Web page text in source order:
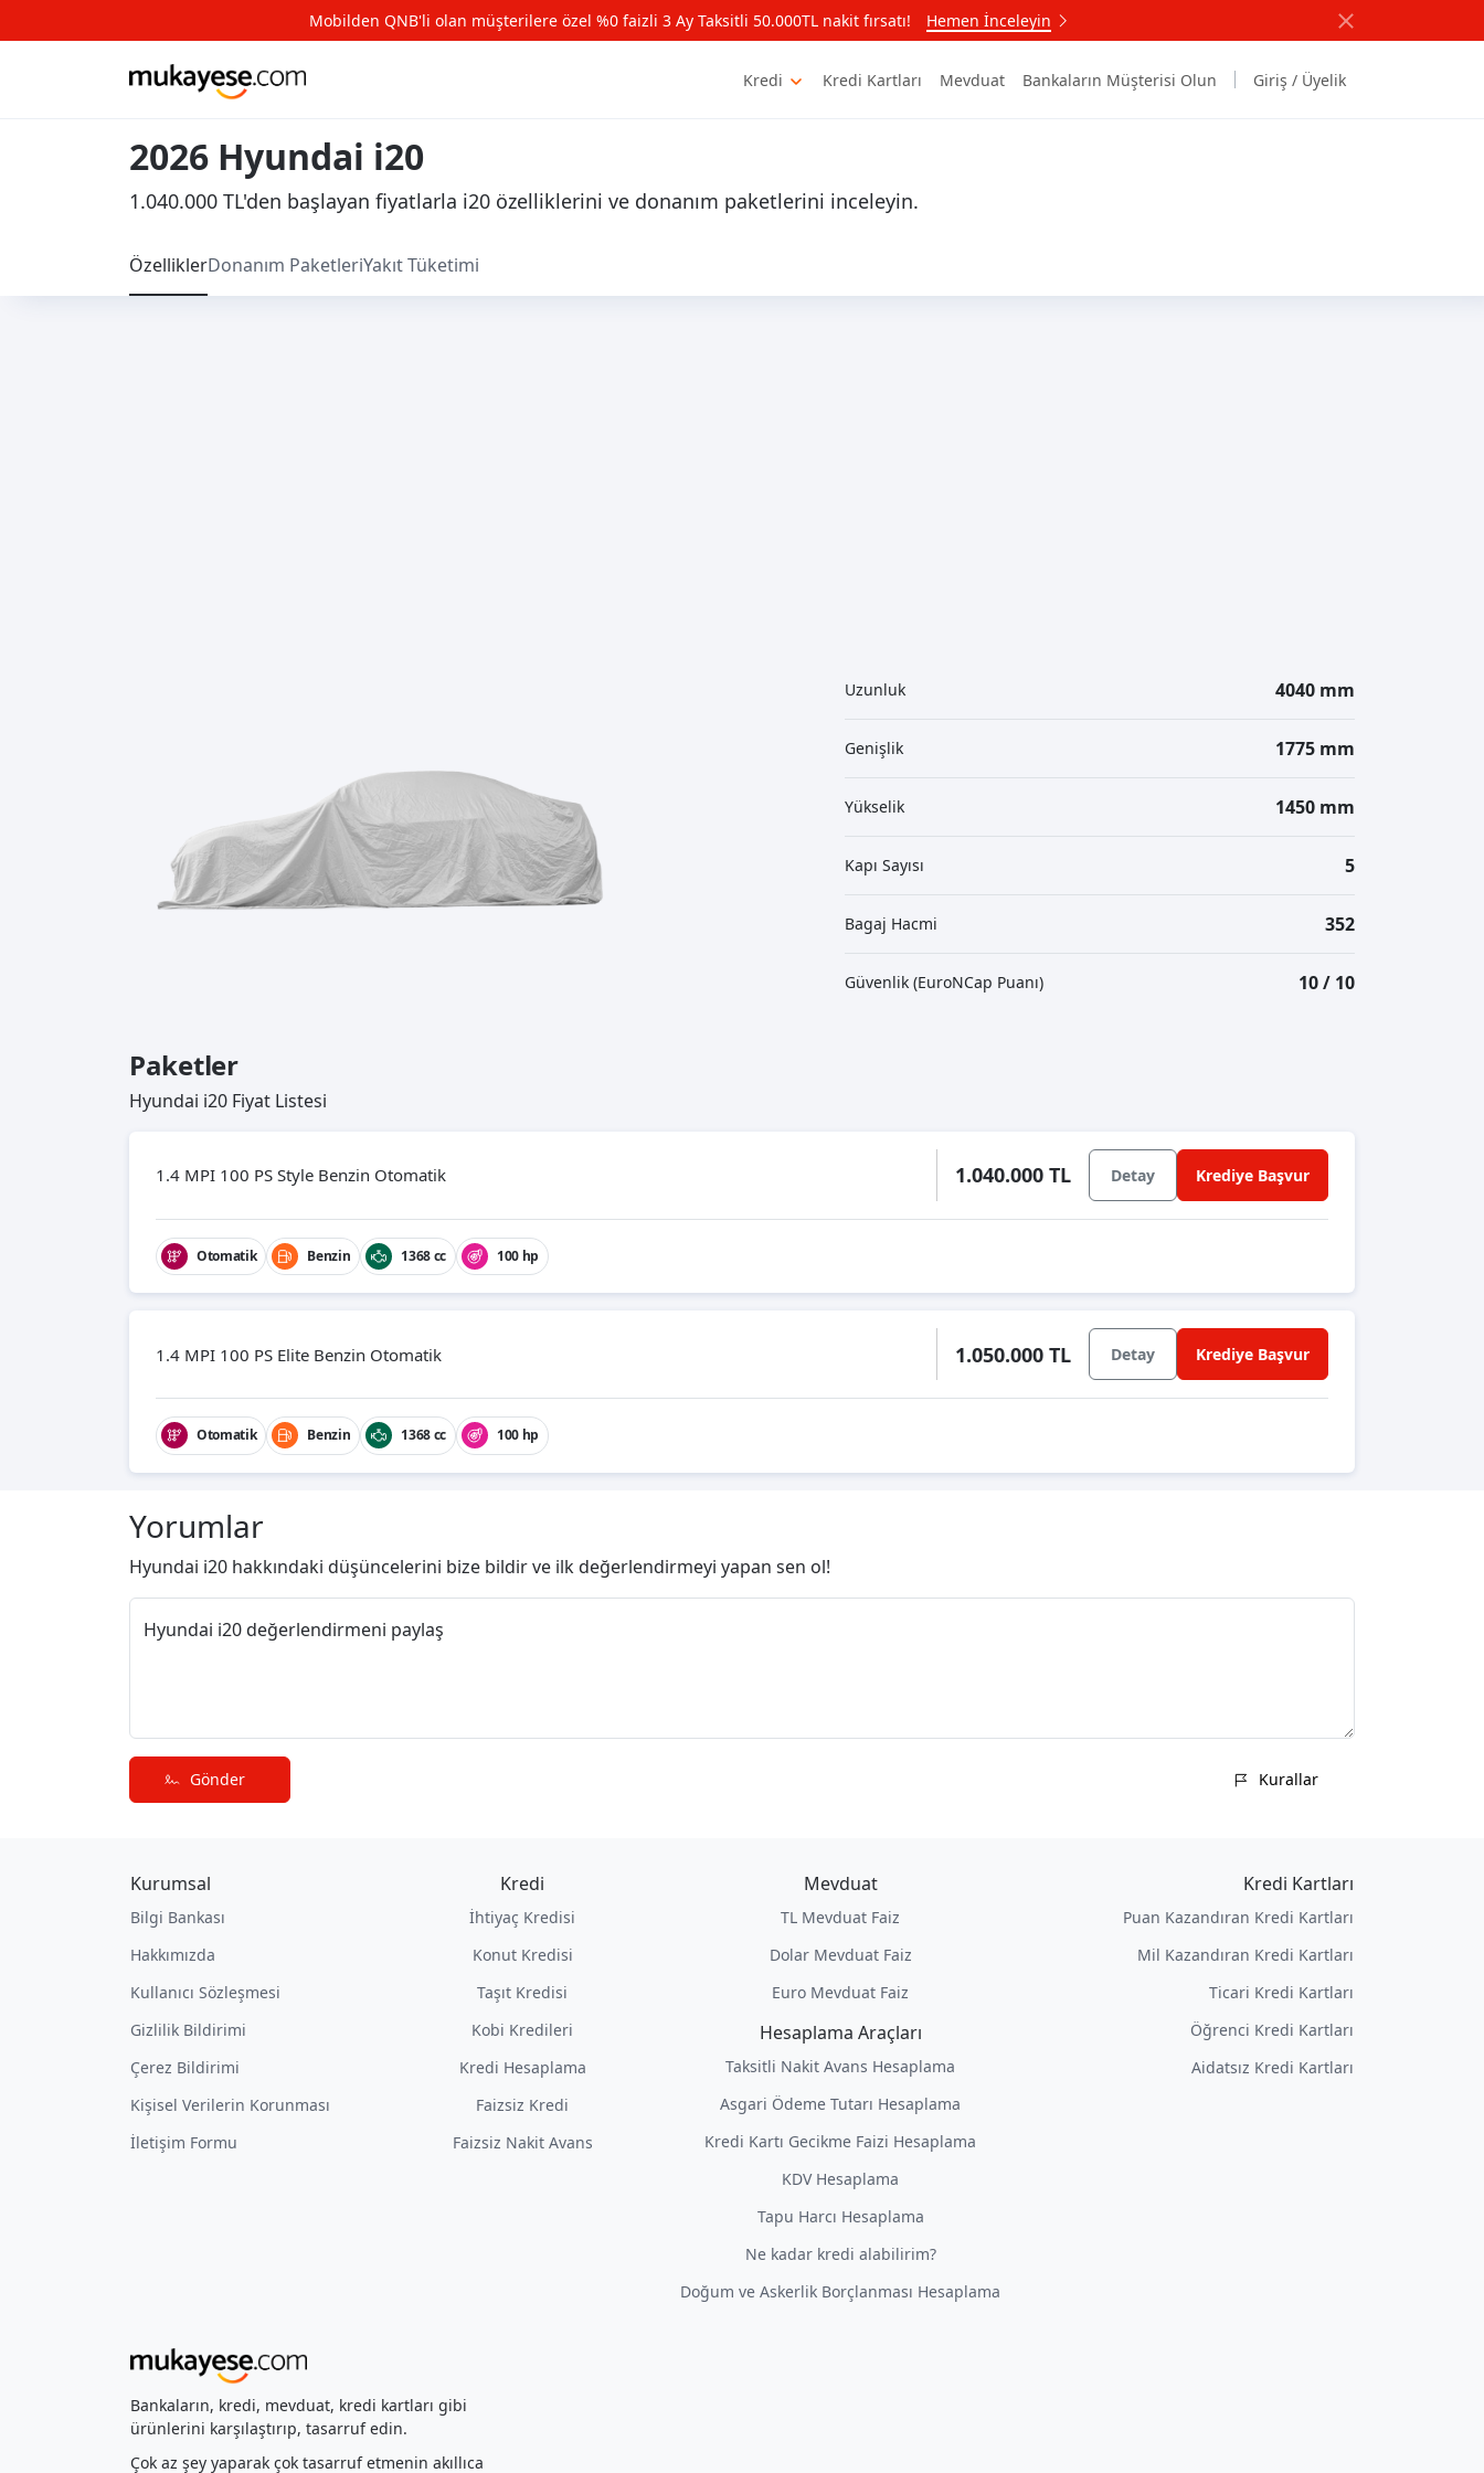
Mobilden QNB'li olan müşterilere özel %0 faizli 3 Ay Taksitli 50.000TL nakit fırsatı! Hemen İnceleyin
Kredi Kredi Kartları Mevduat Bankaların Müşterisi Olun Giriş / Üyelik
2026 Hyundai i20
1.040.000 TL'den başlayan fiyatlarla i20 özelliklerini ve donanım paketlerini inceleyin.
ÖzelliklerDonanım PaketleriYakıt Tüketimi
Uzunluk 4040 mm
Genişlik 1775 mm
Yükselik 1450 mm
Kapı Sayısı 5
Bagaj Hacmi 352
Güvenlik (EuroNCap Puanı) 10 / 10
Paketler
Hyundai i20 Fiyat Listesi
1.4 MPI 100 PS Style Benzin Otomatik 1.040.000 TL Detay Krediye Başvur
Otomatik Benzin 1368 cc 100 hp
1.4 MPI 100 PS Elite Benzin Otomatik 1.050.000 TL Detay Krediye Başvur
Otomatik Benzin 1368 cc 100 hp
Yorumlar
Hyundai i20 hakkındaki düşüncelerini bize bildir ve ilk değerlendirmeyi yapan sen ol!
Hyundai i20 değerlendirmeni paylaş
Gönder Kurallar
Kurumsal
Bilgi Bankası
Hakkımızda
Kullanıcı Sözleşmesi
Gizlilik Bildirimi
Çerez Bildirimi
Kişisel Verilerin Korunması
İletişim Formu
Kredi
İhtiyaç Kredisi
Konut Kredisi
Taşıt Kredisi
Kobi Kredileri
Kredi Hesaplama
Faizsiz Kredi
Faizsiz Nakit Avans
Mevduat
TL Mevduat Faiz
Dolar Mevduat Faiz
Euro Mevduat Faiz
Hesaplama Araçları
Taksitli Nakit Avans Hesaplama
Asgari Ödeme Tutarı Hesaplama
Kredi Kartı Gecikme Faizi Hesaplama
KDV Hesaplama
Tapu Harcı Hesaplama
Ne kadar kredi alabilirim?
Doğum ve Askerlik Borçlanması Hesaplama
Kredi Kartları
Puan Kazandıran Kredi Kartları
Mil Kazandıran Kredi Kartları
Ticari Kredi Kartları
Öğrenci Kredi Kartları
Aidatsız Kredi Kartları
Bankaların, kredi, mevduat, kredi kartları gibi
ürünlerini karşılaştırıp, tasarruf edin.
Çok az şey yaparak çok tasarruf etmenin akıllıca